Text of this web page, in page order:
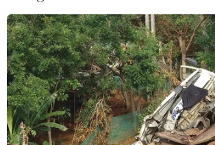
TIN CÙNG CHUYÊN MỤC
Chủ tịch Quốc hội Thái Lan dự khai
mạc Triển lãm 50 năm quan hệ ngoại
giao Việt Nam-Thái Lan
06/08/2026 05:48